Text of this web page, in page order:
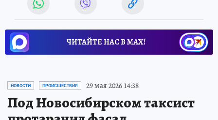
ЧИТАЙТЕ НАС В МАХ!
НОВОСТИ ПРОИСШЕСТВИЯ 29 мая 2026 14:38
Под Новосибирском таксист